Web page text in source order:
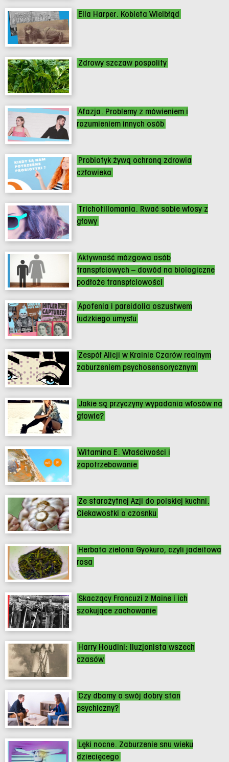
Ella Harper. Kobieta Wielbłąd
Zdrowy szczaw pospolity
Afazja. Problemy z mówieniem i
rozumieniem innych osób
Probiotyk żywą ochroną zdrowia
człowieka
Trichotillomania. Rwać sobie włosy z
głowy
Aktywność mózgowa osób
transpłciowych – dowód na biologiczne
podłoże transpłciowości
Apofenia i pareidolia oszustwem
ludzkiego umysłu
Zespół Alicji w Krainie Czarów realnym
zaburzeniem psychosensorycznym
Jakie są przyczyny wypadania włosów na
głowie?
Witamina E. Właściwości i
zapotrzebowanie
Ze starożytnej Azji do polskiej kuchni.
Ciekawostki o czosnku
Herbata zielona Gyokuro, czyli jadeitowa
rosa
Skaczący Francuzi z Maine i ich
szokujące zachowanie
Harry Houdini: Iluzjonista wszech
czasów
Czy dbamy o swój dobry stan
psychiczny?
Lęki nocne. Zaburzenie snu wieku
dziecięcego